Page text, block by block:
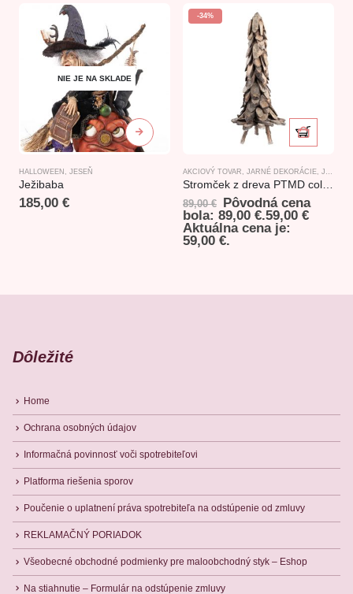
NIE JE NA SKLADE
HALLOWEEN JESEŇ
Ježibaba
185,00 €
-34%
AKCIOVÝ TOVAR JARNÉ DEKORÁCIE JESENNÉ DEKORÁCIE
89,00€
Pôvodná cena
bola: 89,00 €.59,00 €
Aktuálna cena je:
59,00 €.
Dôležité
Home
Ochrana osobných údajov
Informačná povinnosť voči spotrebiteľovi
Platforma riešenia sporov
Poučenie o uplatnení práva spotrebiteľa na odstúpenie od zmluvy
REKLAMAČNÝ PORIADOK
Všeobecné obchodné podmienky pre maloobchodný styk – Eshop
Na stiahnutie – Formulár na odstúpenie zmluvy